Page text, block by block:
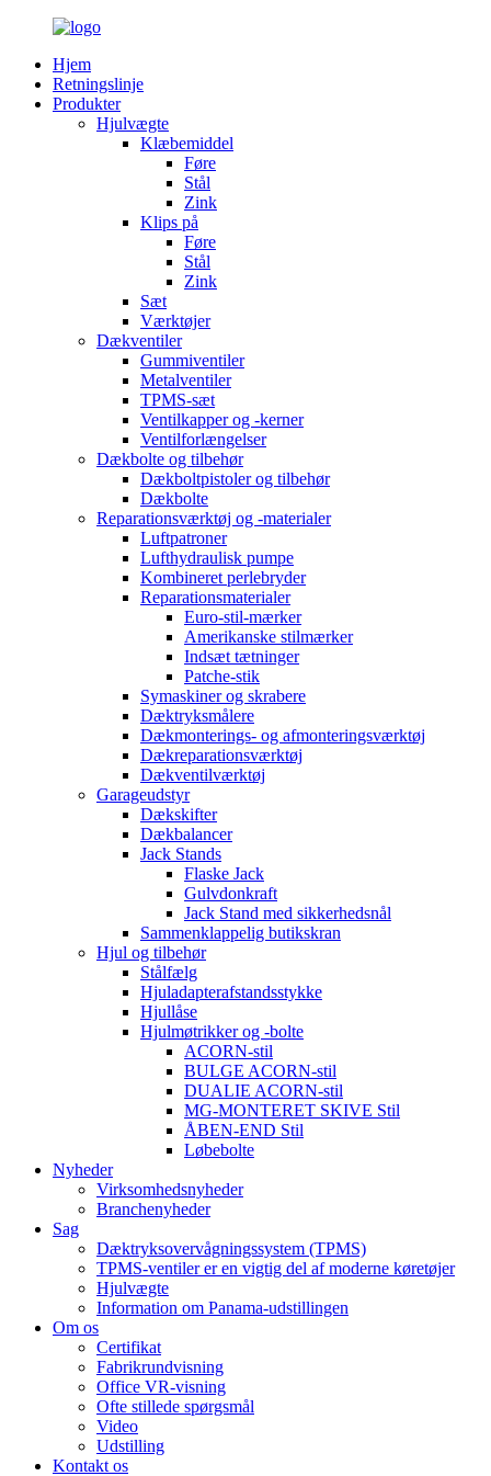
Hjem
Retningslinje
Produkter
Hjulvægte
Klæbemiddel
Føre
Stål
Zink
Klips på
Føre
Stål
Zink
Sæt
Værktøjer
Dækventiler
Gummiventiler
Metalventiler
TPMS-sæt
Ventilkapper og -kerner
Ventilforlængelser
Dækbolte og tilbehør
Dækboltpistoler og tilbehør
Dækbolte
Reparationsværktøj og -materialer
Luftpatroner
Lufthydraulisk pumpe
Kombineret perlebryder
Reparationsmaterialer
Euro-stil-mærker
Amerikanske stilmærker
Indsæt tætninger
Patche-stik
Symaskiner og skrabere
Dæktryksmålere
Dækmonterings- og afmonteringsværktøj
Dækreparationsværktøj
Dækventilværktøj
Garageudstyr
Dækskifter
Dækbalancer
Jack Stands
Flaske Jack
Gulvdonkraft
Jack Stand med sikkerhedsnål
Sammenklappelig butikskran
Hjul og tilbehør
Stålfælg
Hjuladapterafstandsstykke
Hjullåse
Hjulmøtrikker og -bolte
ACORN-stil
BULGE ACORN-stil
DUALIE ACORN-stil
MG-MONTERET SKIVE Stil
ÅBEN-END Stil
Løbebolte
Nyheder
Virksomhedsnyheder
Branchenyheder
Sag
Dæktryksovervågningssystem (TPMS)
TPMS-ventiler er en vigtig del af moderne køretøjer
Hjulvægte
Information om Panama-udstillingen
Om os
Certifikat
Fabrikrundvisning
Office VR-visning
Ofte stillede spørgsmål
Video
Udstilling
Kontakt os